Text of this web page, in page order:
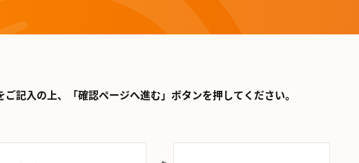
記入の上、 「確認ページへ進む」ボタンを押してください。